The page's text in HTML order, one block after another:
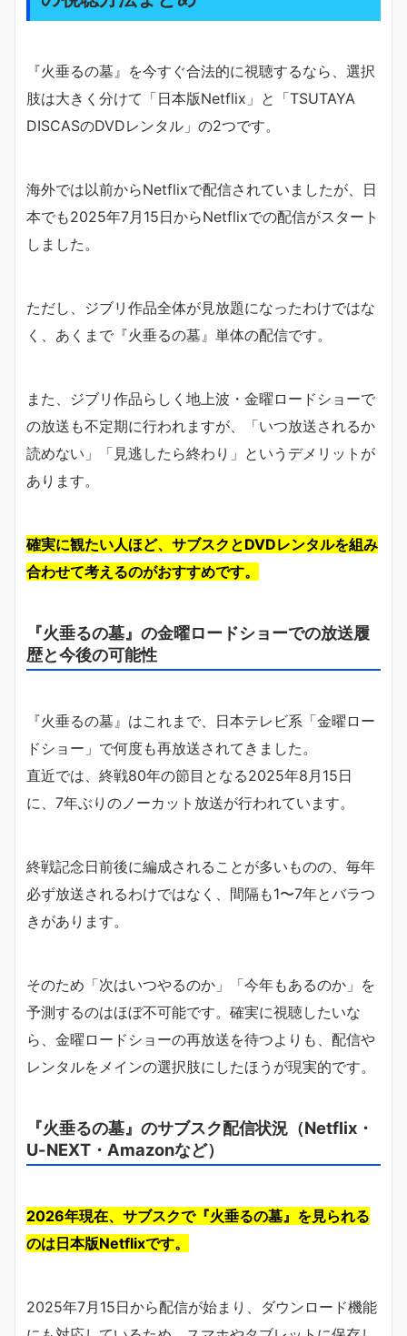
『火垂るの墓』を今すぐ合法的に視聴するなら、選択
肢は大きく分けて「日本版Netflix」と「TSUTAYA
DISCASのDVDレンタル」の2つです。
海外では以前からNetflixで配信されていましたが、日
本でも2025年7月15日からNetflixでの配信がスタート
しました。
ただし、ジブリ作品全体が見放題になったわけではな
く、あくまで『火垂るの墓』単体の配信です。
また、ジブリ作品らしく地上波・金曜ロードショーで
の放送も不定期に行われますが、「いつ放送されるか
読めない」「見逃したら終わり」というデメリットが
あります。
確実に観たい人ほど、サブスクとDVDレンタルを組み
合わせて考えるのがおすすめです。
『火垂るの墓』の金曜ロードショーでの放送履
歴と今後の可能性
『火垂るの墓』はこれまで、日本テレビ系「金曜ロー
ドショー」で何度も再放送されてきました。
直近では、終戦80年の節目となる2025年8月15日
に、7年ぶりのノーカット放送が行われています。
終戦記念日前後に編成されることが多いものの、毎年
必ず放送されるわけではなく、間隔も1〜7年とバラつ
きがあります。
そのため「次はいつやるのか」「今年もあるのか」を
予測するのはほぼ不可能です。確実に視聴したいな
ら、金曜ロードショーの再放送を待つよりも、配信や
レンタルをメインの選択肢にしたほうが現実的です。
『火垂るの墓』のサブスク配信状況（Netflix・
U-NEXT・Amazonなど）
2026年現在、サブスクで『火垂るの墓』を見られる
のは日本版Netflixです。
2025年7月15日から配信が始まり、ダウンロード機能